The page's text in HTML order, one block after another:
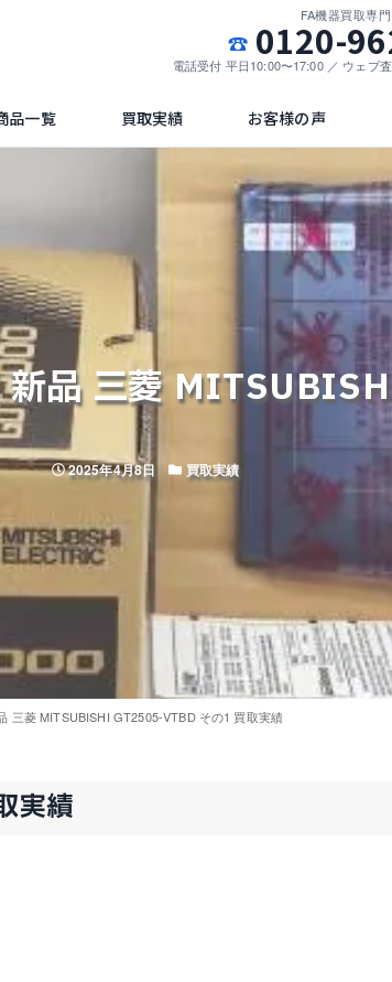
FA機器買取専
0120-
電話受付 平日10:00〜17:00 ／ ウェブ
品一覧 買取実績 お客様の声
新品 三菱
投稿日
2025年4月8日 カテゴリー
買取実績
三菱 MITSUBISHI GT2505-VTBD その1 買取実績
実績